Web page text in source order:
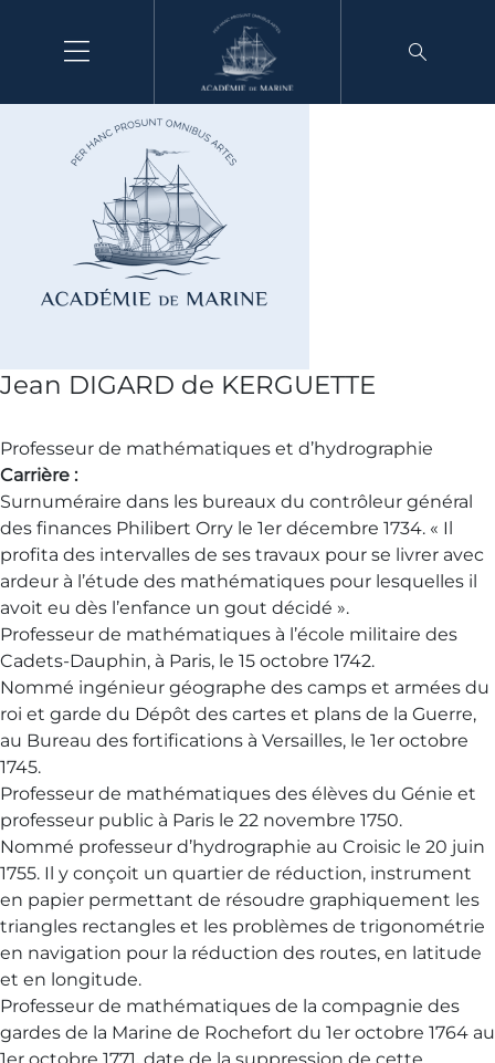
Jean DIGARD de KERGUETTE
Professeur de mathématiques et d’hydrographie
Carrière :
Surnuméraire dans les bureaux du contrôleur général
des finances Philibert Orry le 1er décembre 1734. « Il
profita des intervalles de ses travaux pour se livrer avec
ardeur à l’étude des mathématiques pour lesquelles il
avoit eu dès l’enfance un gout décidé ».
Professeur de mathématiques à l’école militaire des
Cadets-Dauphin, à Paris, le 15 octobre 1742.
Nommé ingénieur géographe des camps et armées du
roi et garde du Dépôt des cartes et plans de la Guerre,
au Bureau des fortifications à Versailles, le 1er octobre
1745.
Professeur de mathématiques des élèves du Génie et
professeur public à Paris le 22 novembre 1750.
Nommé professeur d’hydrographie au Croisic le 20 juin
1755. Il y conçoit un quartier de réduction, instrument
en papier permettant de résoudre graphiquement les
triangles rectangles et les problèmes de trigonométrie
en navigation pour la réduction des routes, en latitude
et en longitude.
Professeur de mathématiques de la compagnie des
gardes de la Marine de Rochefort du 1er octobre 1764 au